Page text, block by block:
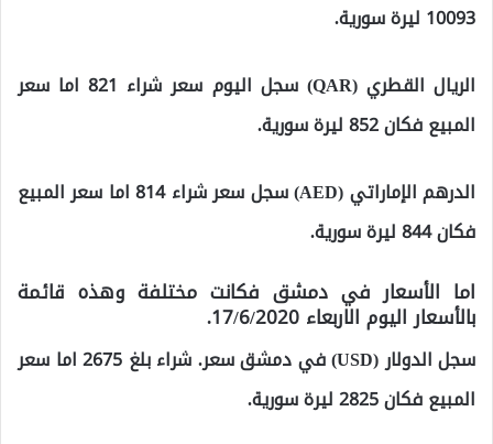
10093 ليرة سورية.
الريال القطري (QAR) سجل اليوم سعر شراء 821 اما سعر
المبيع فكان 852 ليرة سورية.
الدرهم الإماراتي (AED) سجل سعر شراء 814 اما سعر المبيع
فكان 844 ليرة سورية.
اما الأسعار في دمشق فكانت مختلفة وهذه قائمة
بالأسعار اليوم الاربعاء 17/6/2020.
سجل الدولار (USD) في دمشق سعر. شراء بلغ 2675 اما سعر
المبيع فكان 2825 ليرة سورية.